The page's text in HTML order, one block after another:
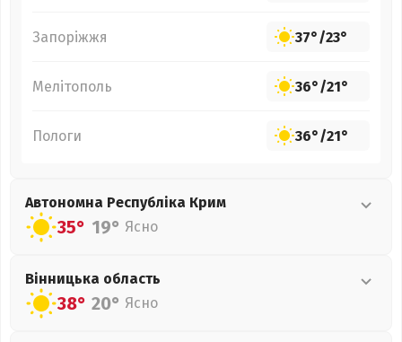
Запоріжжя 37°/23°
Мелітополь 36°/21°
Пологи 36°/21°
Автономна Республіка Крим
35° 19° Ясно
Вінницька область
38° 20° Ясно